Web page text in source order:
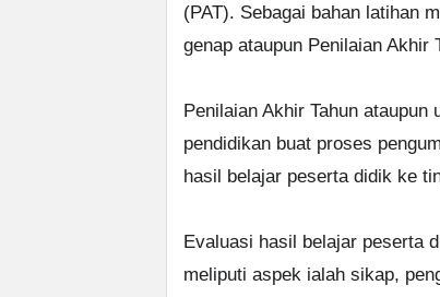
(PAT). Sebagai bahan latihan
genap ataupun Penilaian Akhir
Penilaian Akhir Tahun
pendidikan buat proses
hasil belajar peserta didik ke
Evaluasi hasil belajar peserta
meliputi aspek ialah sikap,